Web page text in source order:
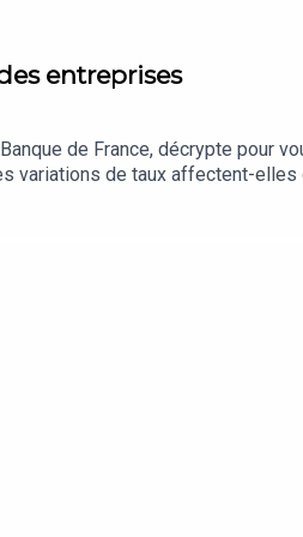
entreprises
de France, décrypte pour
variations de taux affectent-
leurs voisines
du podcast en français et en
Margaine (Les concerts de la